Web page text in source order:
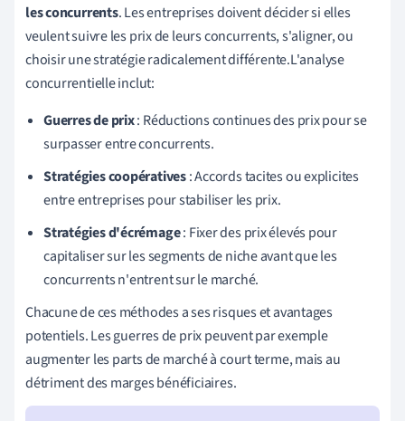
les concurrents. Les entreprises doivent décider si elles
veulent suivre les prix de leurs concurrents, s'aligner, ou
choisir une stratégie radicalement différente.L'analyse
concurrentielle inclut:
Guerres de prix: Réductions continues des prix pour se
surpasser entre concurrents.
Stratégies coopératives: Accords tacites ou explicites
entre entreprises pour stabiliser les prix.
Stratégies d'écrémage: Fixer des prix élevés pour
capitaliser sur les segments de niche avant que les
concurrents n'entrent sur le marché.
Chacune de ces méthodes a ses risques et avantages
potentiels. Les guerres de prix peuvent par exemple
augmenter les parts de marché à court terme, mais au
détriment des marges bénéficiaires.